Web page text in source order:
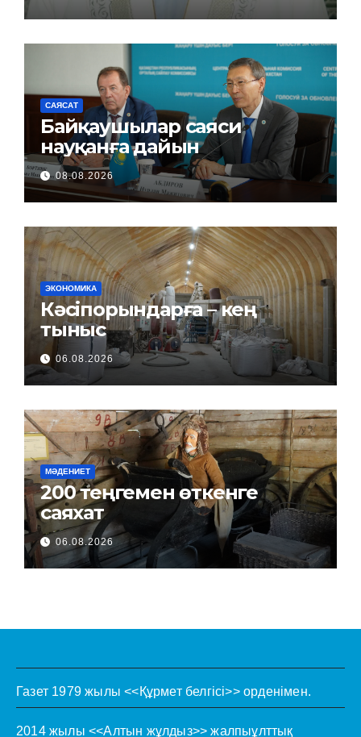
САЯСАТ
Байқаушылар саяси
науқанға дайын
08.08.2026
ЭКОНОМИКА
Кәсіпорындарға – кең
тыныс
06.08.2026
МӘДЕНИЕТ
200 теңгемен өткенге
саяхат
06.08.2026
Газет 1979 жылы <<Құрмет белгісі>> орденімен.
2014 жылы <<Алтын жұлдыз>> жалпыұлттық